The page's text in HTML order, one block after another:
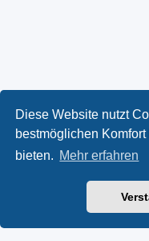
Diese Website nutzt
bestmöglichen
bieten. Mehr erfahren